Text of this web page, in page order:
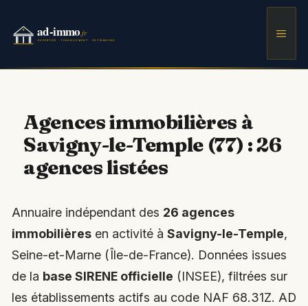
contenu
Agences immobilières à
Savigny-le-Temple (77) : 26
agences listées
Annuaire indépendant des 26 agences
immobilières en activité à Savigny-le-Temple,
Seine-et-Marne (Île-de-France). Données issues
de la base SIRENE officielle (INSEE), filtrées sur
les établissements actifs au code NAF 68.31Z. AD